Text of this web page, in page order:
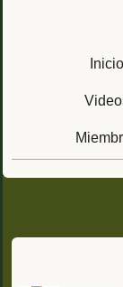
La Mili en
Inicio